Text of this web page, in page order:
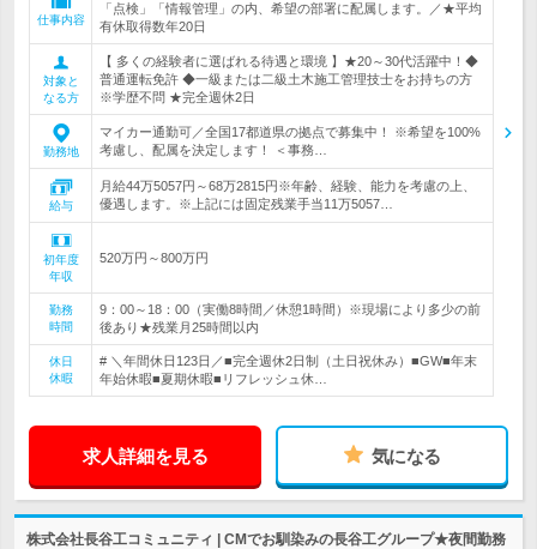
仕事内容
「点検」「情報管理」の内、希望の部署に配属します。／★平均
有休取得数年20日
対象と
なる方
【 多くの経験者に選ばれる待遇と環境 】★20～30代活躍中！◆
普通運転免許 ◆一級または二級土木施工管理技士をお持ちの方
※学歴不問 ★完全週休2日
勤務地
マイカー通勤可／全国17都道県の拠点で募集中！ ※希望を100%
考慮し、配属を決定します！ ＜事務…
給与
月給44万5057円～68万2815円※年齢、経験、能力を考慮の上、
優遇します。※上記には固定残業手当11万5057…
初年度
年収
520万円～800万円
勤務
時間
9：00～18：00（実働8時間／休憩1時間）※現場により多少の前
後あり★残業月25時間以内
休日
休暇
# ＼年間休日123日／■完全週休2日制（土日祝休み）■GW■年末
年始休暇■夏期休暇■リフレッシュ休…
求人詳細を見る 気になる
株式会社長谷工コミュニティ | CMでお馴染みの長谷工グループ★夜間勤務